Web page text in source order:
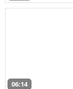
06:14